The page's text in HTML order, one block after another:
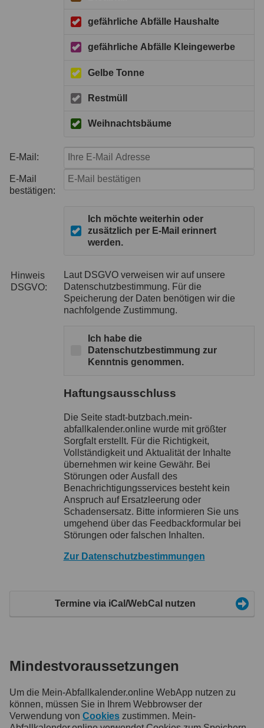
gefährliche Abfälle Haushalte
gefährliche Abfälle Kleingewerbe
Gelbe Tonne
Restmüll
Weihnachtsbäume
E-Mail:
E-Mail
bestätigen:
Ich möchte weiterhin oder
zusätzlich per E-Mail erinnert
werden.
Hinweis
DSGVO:
Laut DSGVO verweisen wir auf unsere
Datenschutzbestimmung. Für die
Speicherung der Daten benötigen wir die
nachfolgende Zustimmung.
Ich habe die
Datenschutzbestimmung zur
Kenntnis genommen.
Haftungsausschluss
Die Seite stadt-butzbach.mein-
abfallkalender.online wurde mit größter
Sorgfalt erstellt. Für die Richtigkeit,
Vollständigkeit und Aktualität der Inhalte
übernehmen wir keine Gewähr. Bei
Störungen oder Ausfall des
Benachrichtigungsservices besteht kein
Anspruch auf Ersatzleerung oder
Schadensersatz. Bitte informieren Sie uns
umgehend über das Feedbackformular bei
Störungen oder falschen Inhalten.
Zur Datenschutzbestimmungen
Termine via iCal/WebCal nutzen
Mindestvoraussetzungen
Um die Mein-Abfallkalender.online WebApp nutzen zu
können, müssen Sie in Ihrem Webbrowser der
Verwendung von Cookies zustimmen. Mein-